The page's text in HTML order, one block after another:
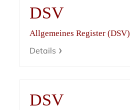
DSV
Allgemeines Register (DSV)
Details
DSV